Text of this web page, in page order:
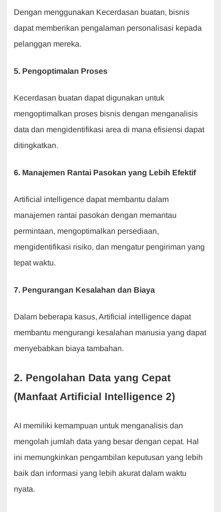
Dengan menggunakan Kecerdasan buatan, bisnis
dapat memberikan pengalaman personalisasi kepada
pelanggan mereka.
5. Pengoptimalan Proses
Kecerdasan buatan dapat digunakan untuk
mengoptimalkan proses bisnis dengan menganalisis
data dan mengidentifikasi area di mana efisiensi dapat
ditingkatkan.
6. Manajemen Rantai Pasokan yang Lebih Efektif
Artificial intelligence dapat membantu dalam
manajemen rantai pasokan dengan memantau
permintaan, mengoptimalkan persediaan,
mengidentifikasi risiko, dan mengatur pengiriman yang
tepat waktu.
7. Pengurangan Kesalahan dan Biaya
Dalam beberapa kasus, Artificial intelligence dapat
membantu mengurangi kesalahan manusia yang dapat
menyebabkan biaya tambahan.
2. Pengolahan Data yang Cepat
(Manfaat Artificial Intelligence 2)
AI memiliki kemampuan untuk menganalisis dan
mengolah jumlah data yang besar dengan cepat. Hal
ini memungkinkan pengambilan keputusan yang lebih
baik dan informasi yang lebih akurat dalam waktu
nyata.